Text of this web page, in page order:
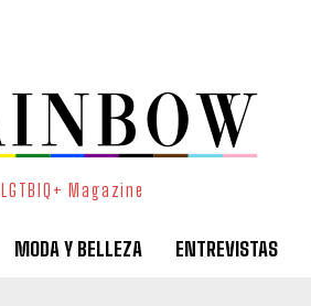
LGTBIQ+ Magazine
MODA Y BELLEZA ENTREVISTAS